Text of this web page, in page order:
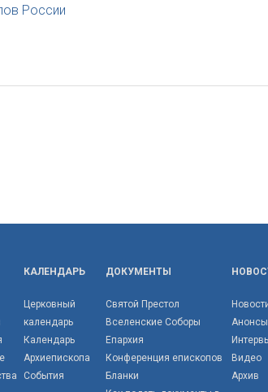
России
КАЛЕНДАРЬ
Церковный
календарь
Календарь
Архиепископа
События
ДОКУМЕНТЫ
Святой Престол
Вселенские Соборы
Епархия
Конференция епископов
Бланки
Анонсы
Видео
Архив